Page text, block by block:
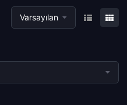
Varsayılan